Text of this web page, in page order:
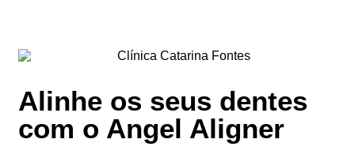
Alinhe os seus dentes
com o Angel Aligner